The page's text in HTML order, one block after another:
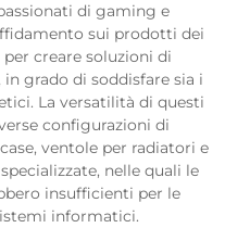
di gaming e
sui prodotti dei
creare soluzioni di
grado di soddisfare sia i
La versatilità di questi
configurazioni di
ventole per radiatori e
nelle quali le
insufficienti per le
informatici.